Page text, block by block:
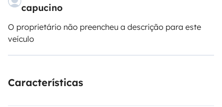
capucino
O proprietário não preencheu a descrição para este
veículo
Características